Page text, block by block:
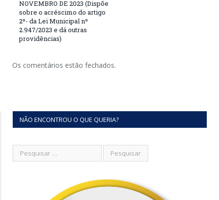
NOVEMBRO DE 2023 (Dispõe
sobre o acréscimo do artigo
2º- da Lei Municipal nº
2.947/2023 e dá outras
providências)
Os comentários estão fechados.
NÃO ENCONTROU O QUE QUERIA?